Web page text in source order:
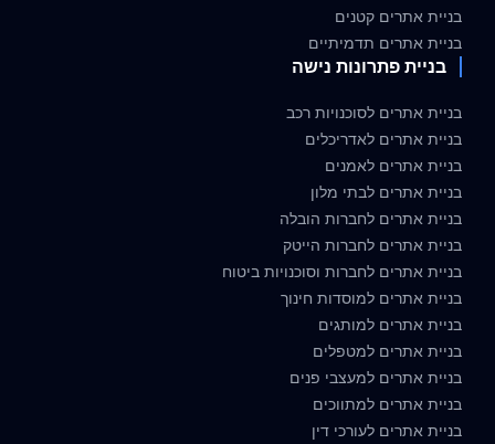
בניית אתרים קטנים
בניית אתרים תדמיתיים
בניית פתרונות נישה
בניית אתרים לסוכנויות רכב
בניית אתרים לאדריכלים
בניית אתרים לאמנים
בניית אתרים לבתי מלון
בניית אתרים לחברות הובלה
בניית אתרים לחברות הייטק
בניית אתרים לחברות וסוכנויות ביטוח
בניית אתרים למוסדות חינוך
בניית אתרים למותגים
בניית אתרים למטפלים
בניית אתרים למעצבי פנים
בניית אתרים למתווכים
בניית אתרים לעורכי דין